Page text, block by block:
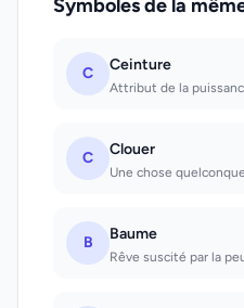
Symboles de la
C Ceinture
C Clouer
B Baume